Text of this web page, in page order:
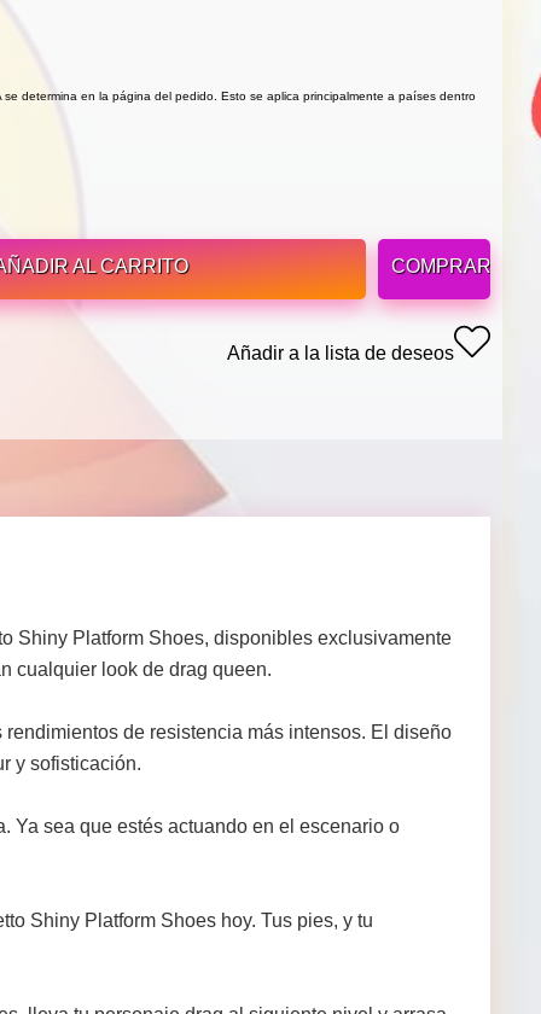
determina en la página del pedido. Esto se aplica principalmente a países dentro
AL CARRITO
COMPRAR
Añadir a la lista de deseos
Shiny Platform Shoes, disponibles exclusivamente
cualquier look de drag queen.
de resistencia más intensos. El diseño
y sofisticación.
Ya sea que estés actuando en el escenario o
Shiny Platform Shoes hoy. Tus pies, y tu